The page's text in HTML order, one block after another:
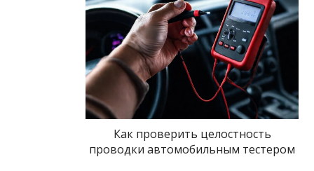
Как проверить целостность
проводки автомобильным тестером